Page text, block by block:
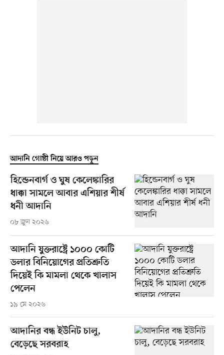
আদানি গোষ্ঠী নিয়ে আরও পড়ুন
হিন্ডেনবার্গ ও ঘুষ কেলেঙ্কারির
ধাক্কা সামলে আবার এশিয়ার শীর্ষ
ধনী আদানি
০৮ জুন ২০২৬
আদানি যুক্তরাষ্ট্রে ১০০০ কোটি
ডলার বিনিয়োগের প্রতিশ্রুতি
দিয়েই কি মামলা থেকে খালাস
পেলেন
১৯ মে ২০২৬
আদানির বন্ধ ইউনিট চালু,
বেড়েছে সরবরাহ